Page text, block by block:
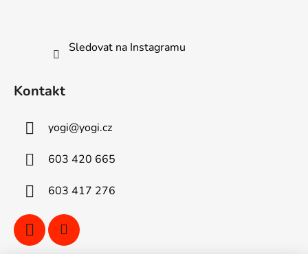
Sledovat na Instagramu
Kontakt
yogi@yogi.cz
603 420 665
603 417 276